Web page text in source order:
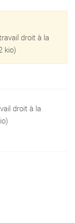
droit à la
kio)
droit à la